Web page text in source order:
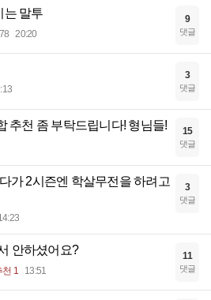
는 말투
20:20
9
댓글
3
댓글
추천 좀 부탁드립니다! 형님들! 15
댓글
가 2시즌엔 학살무전을 하려고
3
댓글
안하셨어요?
천 1 13:51
11
댓글